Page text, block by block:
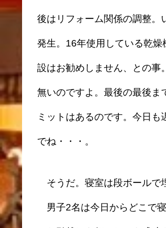
後はリフォーム関係の調整。
発生。16年使用している乾
設はお勧めしません、との事
無いのですよ。最後の最後ま
ミットはあるのです。今日
でね・・・。
そうだ。寝室は段ボールで
男子2名は今日からどこで